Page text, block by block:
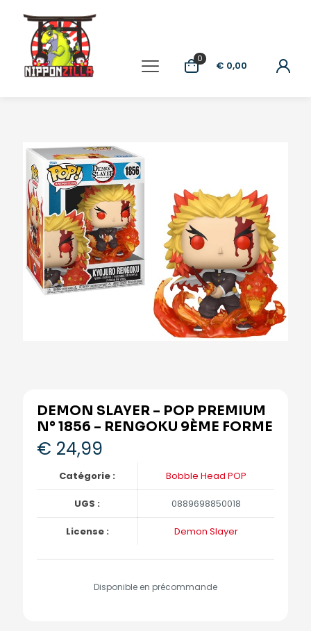
0
€ 0,00
DEMON SLAYER – POP PREMIUM
N° 1856 – RENGOKU 9ÈME FORME
€ 24,99
Catégorie : Bobble Head POP
UGS : 0889698850018
License : Demon Slayer
Disponible en précommande